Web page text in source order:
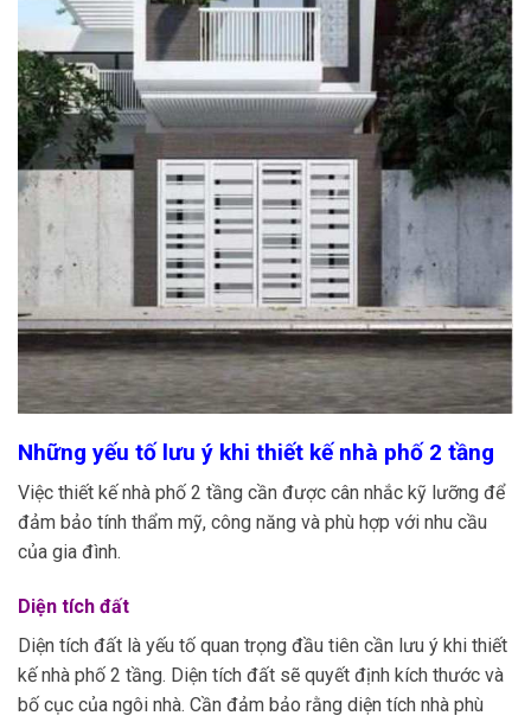
Những yếu tố lưu ý khi thiết kế nhà phố 2 tầng
Việc thiết kế nhà phố 2 tầng cần được cân nhắc kỹ lưỡng để
đảm bảo tính thẩm mỹ, công năng và phù hợp với nhu cầu
của gia đình.
Diện tích đất
Diện tích đất là yếu tố quan trọng đầu tiên cần lưu ý khi thiết
kế nhà phố 2 tầng. Diện tích đất sẽ quyết định kích thước và
bố cục của ngôi nhà. Cần đảm bảo rằng diện tích nhà phù